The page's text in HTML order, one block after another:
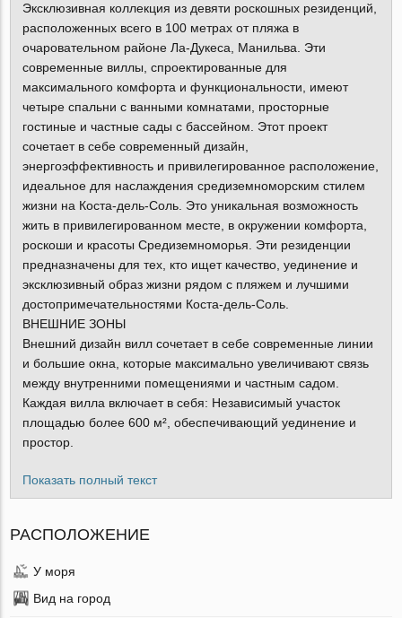
Эксклюзивная коллекция из девяти роскошных резиденций,
расположенных всего в 100 метрах от пляжа в
очаровательном районе Ла-Дукеса, Манильва. Эти
современные виллы, спроектированные для
максимального комфорта и функциональности, имеют
четыре спальни с ванными комнатами, просторные
гостиные и частные сады с бассейном. Этот проект
сочетает в себе современный дизайн,
энергоэффективность и привилегированное расположение,
идеальное для наслаждения средиземноморским стилем
жизни на Коста-дель-Соль. Это уникальная возможность
жить в привилегированном месте, в окружении комфорта,
роскоши и красоты Средиземноморья. Эти резиденции
предназначены для тех, кто ищет качество, уединение и
эксклюзивный образ жизни рядом с пляжем и лучшими
достопримечательностями Коста-дель-Соль.
ВНЕШНИЕ ЗОНЫ
Внешний дизайн вилл сочетает в себе современные линии
и большие окна, которые максимально увеличивают связь
между внутренними помещениями и частным садом.
Каждая вилла включает в себя: Независимый участок
площадью более 600 м², обеспечивающий уединение и
простор.
Показать полный текст
РАСПОЛОЖЕНИЕ
У моря
Вид на город